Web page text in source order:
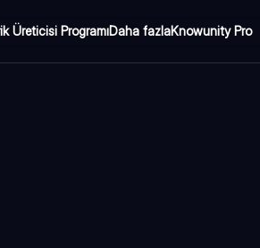
Üreticisi ProgramıDaha fazlaKnowunity Pro